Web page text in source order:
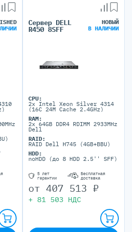
Сервер DELL
R450 8SFF
НОВЫЙ
В НАЛИЧИИ
CPU:
2x Intel Xeon Silver 4314
(16C 24M Cache 2.4GHz)
RAM:
2x 64GB DDR4 RDIMM 2933MHz
Dell
RAID:
RAID Dell H745 (4GB+BBU)
HDD:
noHDD (до 8 HDD 2.5'' SFF)
5 лет
гарантии
Бесплатная
доставка
от 407 513 ₽
+ 81 503 НДС